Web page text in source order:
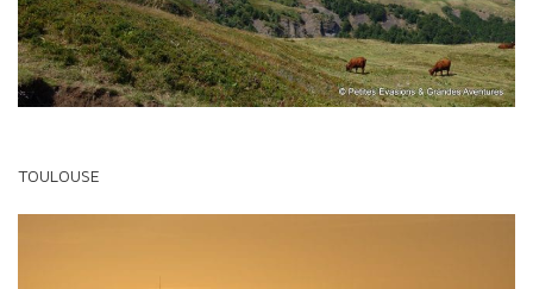
TOULOUSE